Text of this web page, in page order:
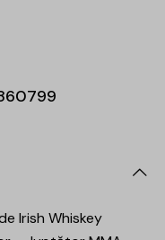
Irish Whiskey